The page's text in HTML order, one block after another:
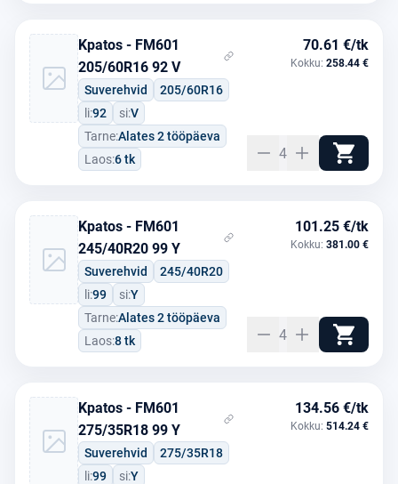
Kpatos - FM601
205/60R16 92 V
Suverehvid
205/60R16
li:92 si:V
Tarne:Alates 2 tööpäeva
Laos:6 tk
70.61 €/tk
Kokku: 258.44 €
4
Kpatos - FM601
245/40R20 99 Y
Suverehvid
245/40R20
li:99 si:Y
Tarne:Alates 2 tööpäeva
Laos:8 tk
101.25 €/tk
Kokku: 381.00 €
4
Kpatos - FM601
275/35R18 99 Y
Suverehvid
275/35R18
li:99 si:Y
134.56 €/tk
Kokku: 514.24 €